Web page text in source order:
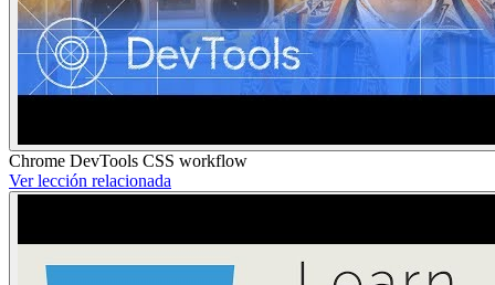
Chrome DevTools CSS workflow
Ver lección relacionada